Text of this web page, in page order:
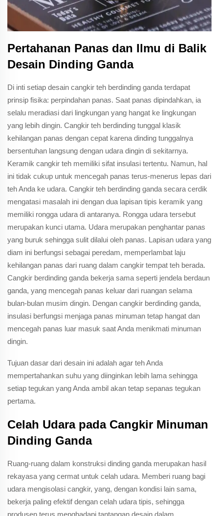
Pertahanan Panas dan Ilmu di Balik
Desain Dinding Ganda
Di inti setiap desain cangkir teh berdinding ganda terdapat
prinsip fisika: perpindahan panas. Saat panas dipindahkan, ia
selalu meradiasi dari lingkungan yang hangat ke lingkungan
yang lebih dingin. Cangkir teh berdinding tunggal klasik
kehilangan panas dengan cepat karena dinding tunggalnya
bersentuhan langsung dengan udara dingin di sekitarnya.
Keramik cangkir teh memiliki sifat insulasi tertentu. Namun, hal
ini tidak cukup untuk mencegah panas terus-menerus lepas dari
teh Anda ke udara. Cangkir teh berdinding ganda secara cerdik
mengatasi masalah ini dengan dua lapisan tipis keramik yang
memiliki rongga udara di antaranya. Rongga udara tersebut
merupakan kunci utama. Udara merupakan penghantar panas
yang buruk sehingga sulit dilalui oleh panas. Lapisan udara yang
diam ini berfungsi sebagai peredam, memperlambat laju
kehilangan panas dari ruang dalam cangkir tempat teh berada.
Cangkir berdinding ganda bekerja sama seperti jendela berdaun
ganda, yang mencegah panas keluar dari ruangan selama
bulan-bulan musim dingin. Dengan cangkir berdinding ganda,
insulasi berfungsi menjaga panas minuman tetap hangat dan
mencegah panas luar masuk saat Anda menikmati minuman
dingin.
Tujuan dasar dari desain ini adalah agar teh Anda
mempertahankan suhu yang diinginkan lebih lama sehingga
setiap tegukan yang Anda ambil akan tetap sepanas tegukan
pertama.
Celah Udara pada Cangkir Minuman
Dinding Ganda
Ruang-ruang dalam konstruksi dinding ganda merupakan hasil
rekayasa yang cermat untuk celah udara. Memberi ruang bagi
udara mengisolasi cangkir, yang, dengan kondisi lain sama,
bekerja paling efektif dengan celah udara tipis, sehingga
produsen terus menghadapi tantangan desain dalam